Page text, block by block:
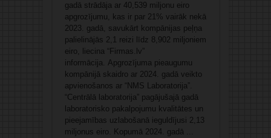
gadā strādāja ar 40,539 miljonu eiro
apgrozījumu, kas ir par 21% vairāk nekā
2023. gadā, savukārt kompānijas peļņa
palielinājās 2,1 reizi līdz 8,902 miljoniem
eiro, liecina “Firmas.lv”
informācija. Apgrozījuma pieaugumu
kompānijā skaidro ar 2024. gadā veikto
apvienošanos ar “NMS Laboratorija”.
“Centrālā laboratorija” pagājušajā gadā
laboratorisko pakalpojumu kvalitātes un
pieejamības uzlabošanā ieguldījusi 2,13
miljonus eiro. Kopumā 2024. gadā ...